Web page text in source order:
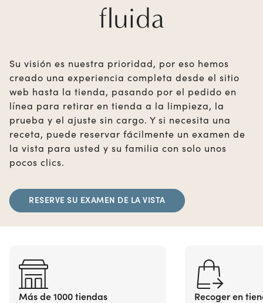
fluida
Su visión es nuestra prioridad, por eso hemos
creado una experiencia completa desde el sitio
web hasta la tienda, pasando por el pedido en
línea para retirar en tienda a la limpieza, la
prueba y el ajuste sin cargo. Y si necesita una
receta, puede reservar fácilmente un examen de
la vista para usted y su familia con solo unos
pocos clics.
RESERVE SU EXAMEN DE LA VISTA
Más de 1000 tiendas Recoger en